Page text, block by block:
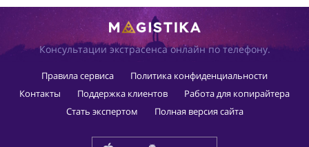
Консультации экстрасенса онлайн по телефону.
Правила сервиса
Политика конфиденциальности
Контакты
Поддержка клиентов
Работа для копирайтера
Стать экспертом
Полная версия сайта